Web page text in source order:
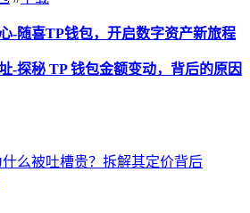
-随喜TP钱包，开启数字资产新旅程
-探秘 TP 钱包金额变动，背后的原因